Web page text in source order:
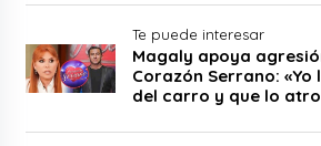
Te puede interesar
Magaly apoya
Corazón Serrano:
del carro y que lo